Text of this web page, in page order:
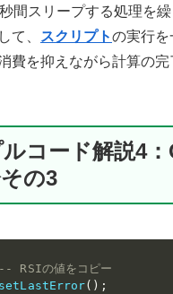
間スリープする処理を繰
て、 スクリプトの実行を
費を抑えながら計算の
コード解説4
の3
RSIの値をコピー
( ) ;